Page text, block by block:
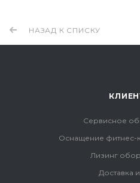
НАЗАД К СПИСКУ
Сервисное
Оснащение фитнес-
Лизинг
Доставка